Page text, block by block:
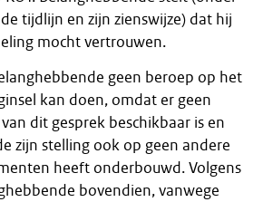
tijdlijn en zijn zienswijze) dat hij
mocht vertrouwen.
geen beroep op het
kan doen, omdat er geen
dit gesprek beschikbaar is en
zijn stelling ook op geen andere
heeft onderbouwd. Volgens
bovendien, vanwege